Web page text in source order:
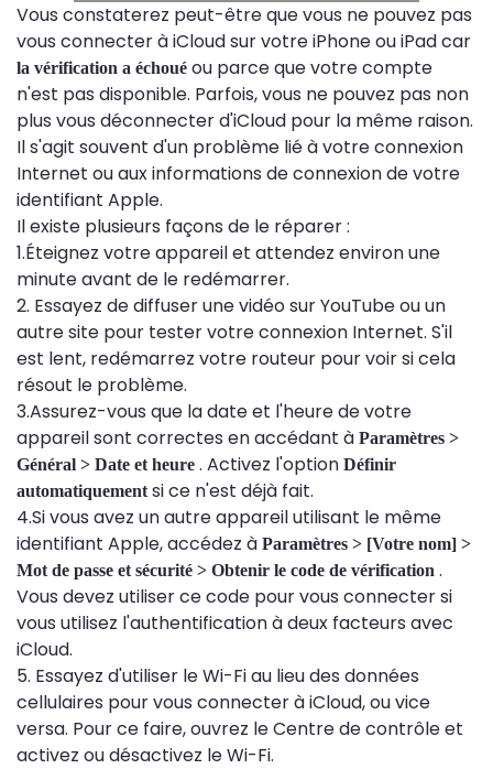
Vous constaterez peut-être que vous ne pouvez pas
vous connecter à iCloud sur votre iPhone ou iPad car
la vérification a échoué ou parce que votre compte
n'est pas disponible. Parfois, vous ne pouvez pas non
plus vous déconnecter d'iCloud pour la même raison.
Il s'agit souvent d'un problème lié à votre connexion
Internet ou aux informations de connexion de votre
identifiant Apple.
Il existe plusieurs façons de le réparer :
1.Éteignez votre appareil et attendez environ une
minute avant de le redémarrer.
2. Essayez de diffuser une vidéo sur YouTube ou un
autre site pour tester votre connexion Internet. S'il
est lent, redémarrez votre routeur pour voir si cela
résout le problème.
3.Assurez-vous que la date et l'heure de votre
appareil sont correctes en accédant à Paramètres >
Général > Date et heure . Activez l'option Définir
automatiquementsi ce n'est déjà fait.
4.Si vous avez un autre appareil utilisant le même
identifiant Apple, accédez à Paramètres > [Votre nom] >
Mot de passe et sécurité > Obtenir le code de vérification .
Vous devez utiliser ce code pour vous connecter si
vous utilisez l'authentification à deux facteurs avec
iCloud.
5. Essayez d'utiliser le Wi-Fi au lieu des données
cellulaires pour vous connecter à iCloud, ou vice
versa. Pour ce faire, ouvrez le Centre de contrôle et
activez ou désactivez le Wi-Fi.